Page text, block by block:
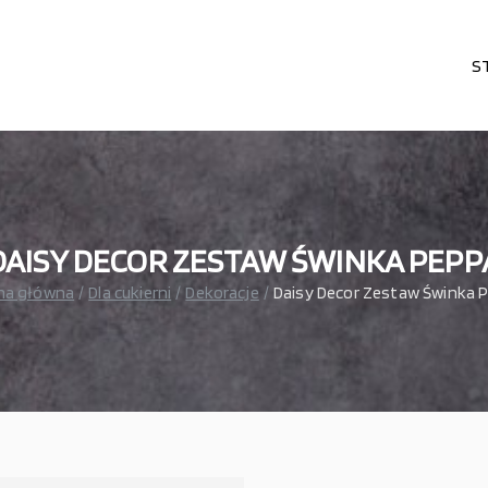
DECOR ZESTAW ŚWINKA
główna Dla cukierni Dekoracje Daisy Decor Zestaw Świnka